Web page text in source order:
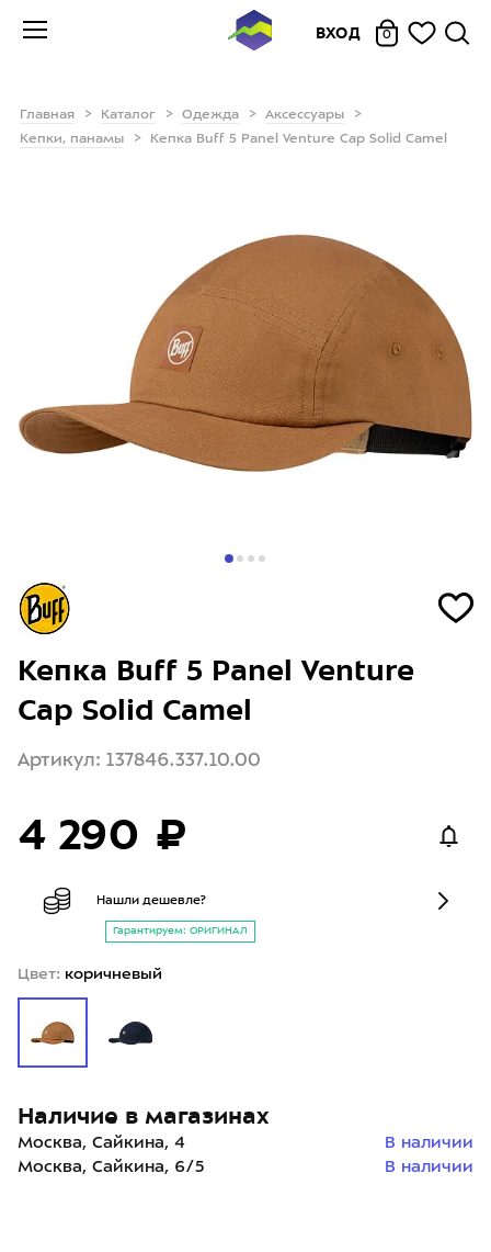
ВХОД 0
Главная Каталог Одежда
Аксессуары
Кепки, панамы
Кепка Buff 5 Panel Venture Cap Solid Camel
Кепка Buff 5 Panel Venture
Cap Solid Camel
Артикул: 137846.337.10.00
4 290 ₽
Нашли дешевле?
Гарантируем: ОРИГИНАЛ
Цвет: коричневый
Наличие в магазинах
Москва, Сайкина, 4
В наличии
Москва, Сайкина, 6/5
В наличии